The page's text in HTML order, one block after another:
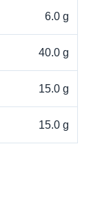
6.0 g
40.0 g
15.0 g
15.0 g